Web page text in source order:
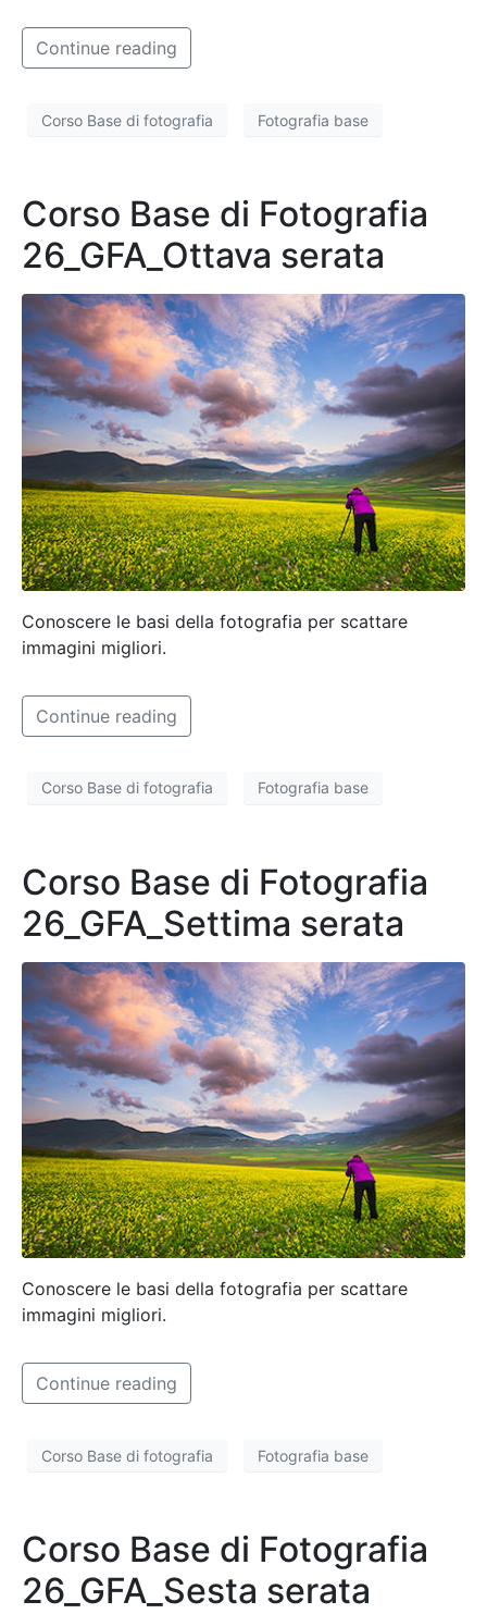
Continue reading
Corso Base di fotografia Fotografia base
Corso Base di Fotografia
26_GFA_Ottava serata
Conoscere le basi della fotografia per scattare
immagini migliori.
Continue reading
Corso Base di fotografia Fotografia base
Corso Base di Fotografia
26_GFA_Settima serata
Conoscere le basi della fotografia per scattare
immagini migliori.
Continue reading
Corso Base di fotografia Fotografia base
Corso Base di Fotografia
26_GFA_Sesta serata